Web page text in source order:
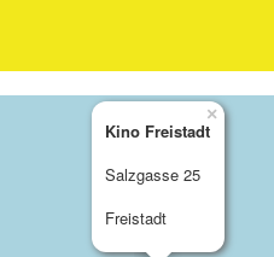
Kino Freistadt
Salzgasse 25
Freistadt
×